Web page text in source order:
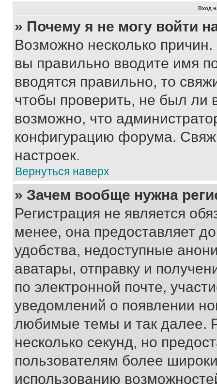
Вход
» Почему я не могу войти
Возможно несколько
вы правильно вводите имя
вводятся правильно, то
чтобы проверить, не был ли
возможно, что
конфигурацию форума.
настроек.
Вернуться наверх
» Зачем вообще нужна
Регистрация не является
менее, она предоставляет
удобства, недоступные
аватары, отправку и
по электронной почте,
уведомлений о появлении
любимые темы и так далее.
несколько секунд, но
пользователям более
использованию